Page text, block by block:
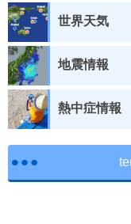
世界天気
地震情報
熱中症情報